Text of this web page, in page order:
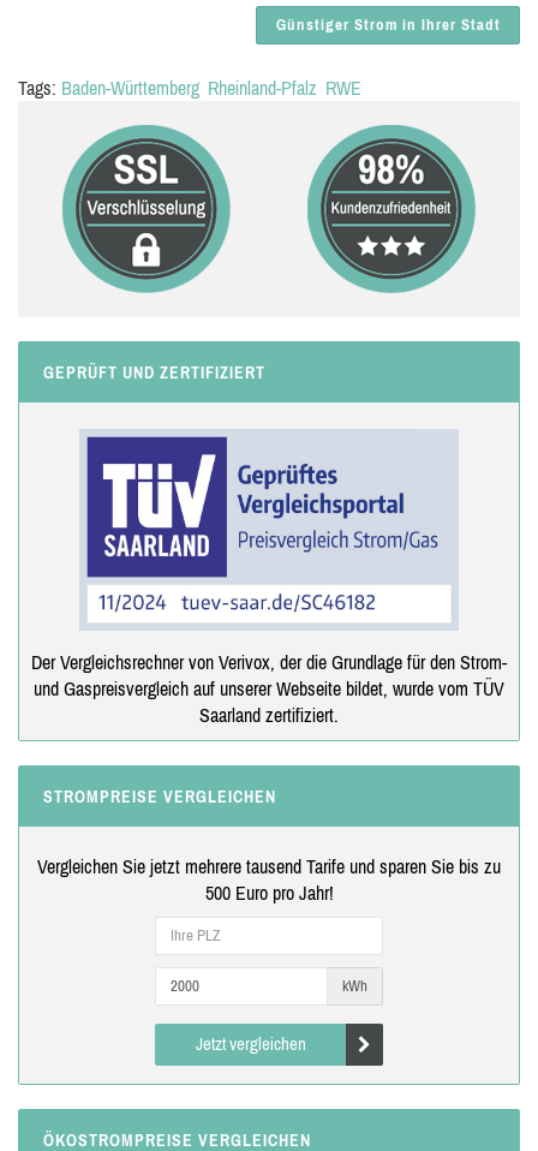
Günstiger Strom in Ihrer Stadt
Tags: Baden-Württemberg Rheinland-Pfalz RWE
GEPRÜFT UND ZERTIFIZIERT
Der Vergleichsrechner von Verivox, der die Grundlage für den Strom-
und Gaspreisvergleich auf unserer Webseite bildet, wurde vom TÜV
Saarland zertifiziert.
STROMPREISE VERGLEICHEN
Vergleichen Sie jetzt mehrere tausend Tarife und sparen Sie bis zu
500 Euro pro Jahr!
kWh
Jetzt vergleichen
ÖKOSTROMPREISE VERGLEICHEN